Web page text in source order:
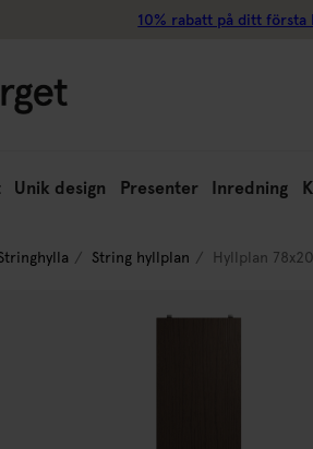
10% rabatt på ditt första
Unik design Presenter Inredning
String hyllplan Hyllplan